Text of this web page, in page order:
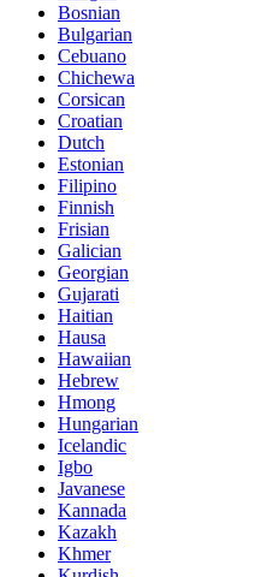
Bosnian
Bulgarian
Cebuano
Chichewa
Corsican
Croatian
Dutch
Estonian
Filipino
Finnish
Frisian
Galician
Georgian
Gujarati
Haitian
Hausa
Hawaiian
Hebrew
Hmong
Hungarian
Icelandic
Igbo
Javanese
Kannada
Kazakh
Khmer